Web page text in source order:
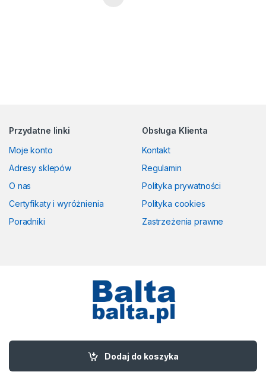
Dodaj do koszyka
Przydatne linki
Moje konto
Adresy sklepów
O nas
Certyfikaty i wyróżnienia
Poradniki
Obsługa Klienta
Kontakt
Regulamin
Polityka prywatności
Polityka cookies
Zastrzeżenia prawne
Masz pytania? Zadzwoń!
58 524 50 00